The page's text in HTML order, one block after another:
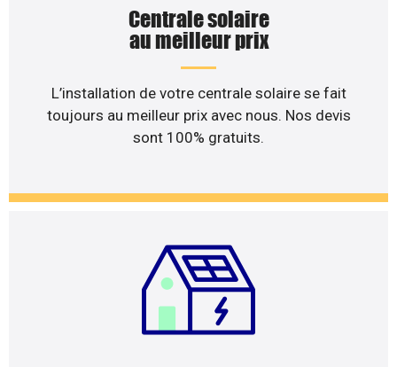
Centrale solaire
au meilleur prix
L’installation de votre centrale solaire se fait
toujours au meilleur prix avec nous. Nos devis
sont 100% gratuits.